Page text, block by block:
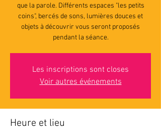
que la parole. Différents espaces "les petits
coins", bercés de sons, lumières douces et
objets à découvrir vous seront proposés
pendant la séance.
Les inscriptions sont closes
Voir autres événements
Heure et lieu